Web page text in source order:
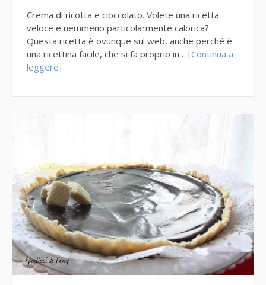
Crema di ricotta e cioccolato. Volete una ricetta
veloce e nemmeno particolarmente calorica?
Questa ricetta è ovunque sul web, anche perché è
una ricettina facile, che si fa proprio in… [Continua a
leggere]